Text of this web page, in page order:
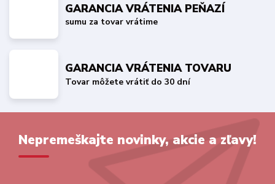
GARANCIA VRÁTENIA PEŇAZÍ
sumu za tovar vrátime
GARANCIA VRÁTENIA TOVARU
Tovar môžete vrátiť do 30 dní
Nepremeškajte novinky, akcie a zľavy!